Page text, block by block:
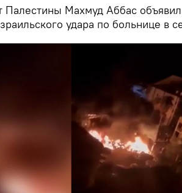
Палестины Махмуд Аббас
удара по больнице в